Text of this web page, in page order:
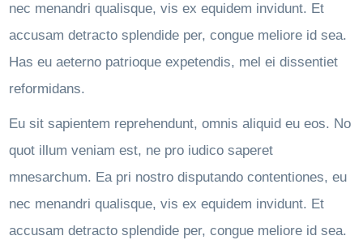
nec menandri qualisque, vis ex equidem invidunt. Et
accusam detracto splendide per, congue meliore id sea.
Has eu aeterno patrioque expetendis, mel ei dissentiet
reformidans.
Eu sit sapientem reprehendunt, omnis aliquid eu eos. No
quot illum veniam est, ne pro iudico saperet
mnesarchum. Ea pri nostro disputando contentiones, eu
nec menandri qualisque, vis ex equidem invidunt. Et
accusam detracto splendide per, congue meliore id sea.